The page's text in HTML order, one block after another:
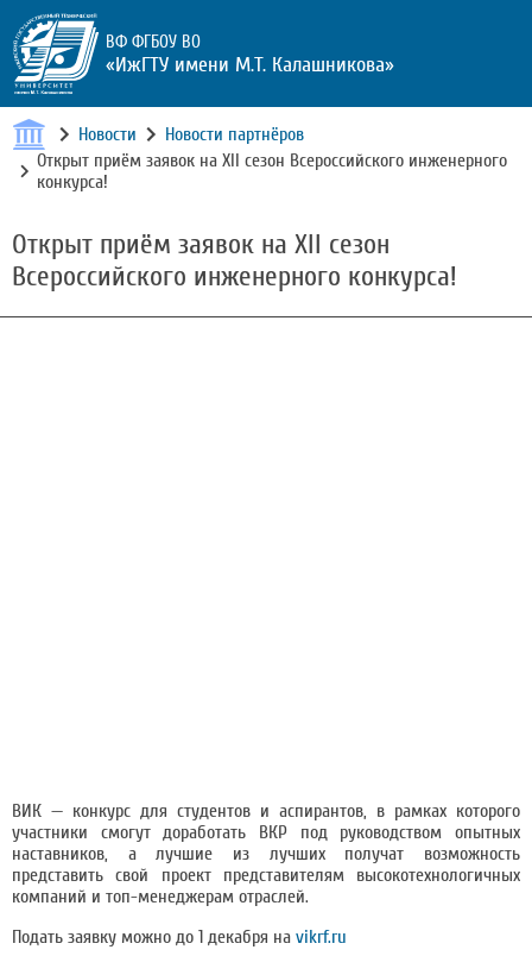
ВФ ФГБОУ ВО
«ИжГТУ имени М.Т. Калашникова»
Новости
Новости партнёров
Открыт приём заявок на XII сезон Всероссийского инженерного
конкурса!
Открыт приём заявок на XII сезон
Всероссийского инженерного конкурса!
ВИК — конкурс для студентов и аспирантов, в рамках которого
участники смогут доработать ВКР под руководством опытных
наставников, а лучшие из лучших получат возможность
представить свой проект представителям высокотехнологичных
компаний и топ-менеджерам отраслей.
Подать заявку можно до 1 декабря на vikrf.ru